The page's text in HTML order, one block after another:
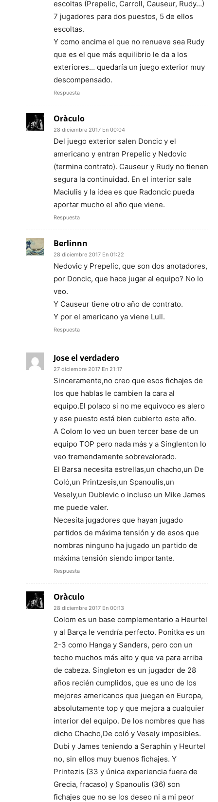
escoltas (Prepelic, Carroll, Causeur, Rudy…)
7 jugadores para dos puestos, 5 de ellos
escoltas.
Y como encima el que no renueve sea Rudy
que es el que más equilibrio le da a los
exteriores… quedaría un juego exterior muy
descompensado.
Respuesta
Oràculo
28 diciembre 2017 En 00:04
Del juego exterior salen Doncic y el
americano y entran Prepelic y Nedovic
(termina contrato). Causeur y Rudy no tienen
segura la continuidad. En el interior sale
Maciulis y la idea es que Radoncic pueda
aportar mucho el año que viene.
Respuesta
Berlinnn
28 diciembre 2017 En 01:22
Nedovic y Prepelic, que son dos anotadores,
por Doncic, que hace jugar al equipo? No lo
veo.
Y Causeur tiene otro año de contrato.
Y por el americano ya viene Lull.
Respuesta
Jose el verdadero
27 diciembre 2017 En 21:17
Sinceramente,no creo que esos fichajes de
los que hablas le cambien la cara al
equipo.El polaco si no me equivoco es alero
y ese puesto está bien cubierto este año.
A Colom lo veo un buen tercer base de un
equipo TOP pero nada más y a Singlenton lo
veo tremendamente sobrevalorado.
El Barsa necesita estrellas,un chacho,un De
Coló,un Printzesis,un Spanoulis,un
Vesely,un Dublevic o incluso un Mike James
me puede valer.
Necesita jugadores que hayan jugado
partidos de máxima tensión y de esos que
nombras ninguno ha jugado un partido de
máxima tensión siendo importante.
Respuesta
Oràculo
28 diciembre 2017 En 00:13
Colom es un base complementario a Heurtel
y al Barça le vendría perfecto. Ponitka es un
2-3 como Hanga y Sanders, pero con un
techo muchos más alto y que va para arriba
de cabeza. Singleton es un jugador de 28
años recién cumplidos, que es uno de los
mejores americanos que juegan en Europa,
absolutamente top y que mejora a cualquier
interior del equipo. De los nombres que has
dicho Chacho,De coló y Vesely imposibles.
Dubi y James teniendo a Seraphin y Heurtel
no, sin ellos muy buenos fichajes. Y
Printezis (33 y única experiencia fuera de
Grecia, fracaso) y Spanoulis (36) son
fichajes que no se los deseo ni a mi peor